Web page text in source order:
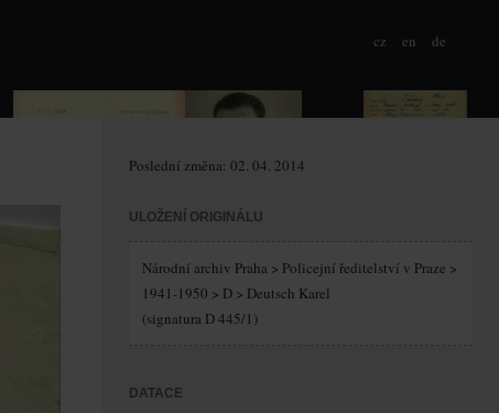
cz en de
Poslední změna: 02. 04. 2014
ULOŽENÍ ORIGINÁLU
Národní archiv Praha > Policejní ředitelství v Praze >
1941-1950 > D > Deutsch Karel
(signatura D 445/1)
DATACE